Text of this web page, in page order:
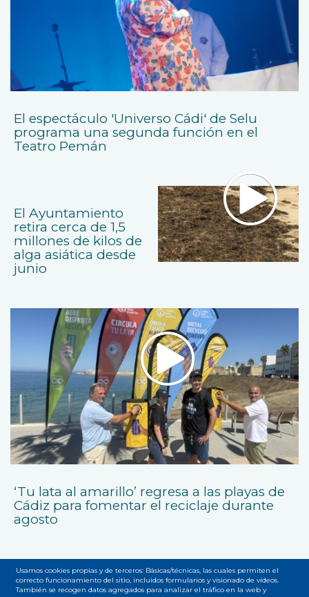
El espectáculo 'Universo Cádi' de Selu
programa una segunda función en el
Teatro Pemán
El Ayuntamiento
retira cerca de 1,5
millones de kilos de
alga asiática desde
junio
‘Tu lata al amarillo’ regresa a las playas de
Cádiz para fomentar el reciclaje durante
agosto
Usamos cookies propias y de terceros: Básicas/técnicas, las cuales permiten el
correcto funcionamiento del sitio, incluidos formularios y visionado de vídeos.
También se recogen datos agregados para analizar el tráfico en la web y